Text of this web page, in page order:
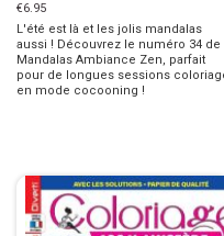
€6.95
L'été est là et les jolis mandalas
aussi ! Découvrez le numéro 34 de
Mandalas Ambiance Zen, parfait
pour de longues sessions
en mode cocooning !